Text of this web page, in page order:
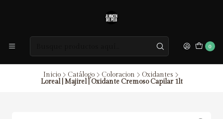
0
Inicio Catálogo Coloracion
Oxidantes
Loreal | Majirel | Oxidante Cremoso Capilar 1lt